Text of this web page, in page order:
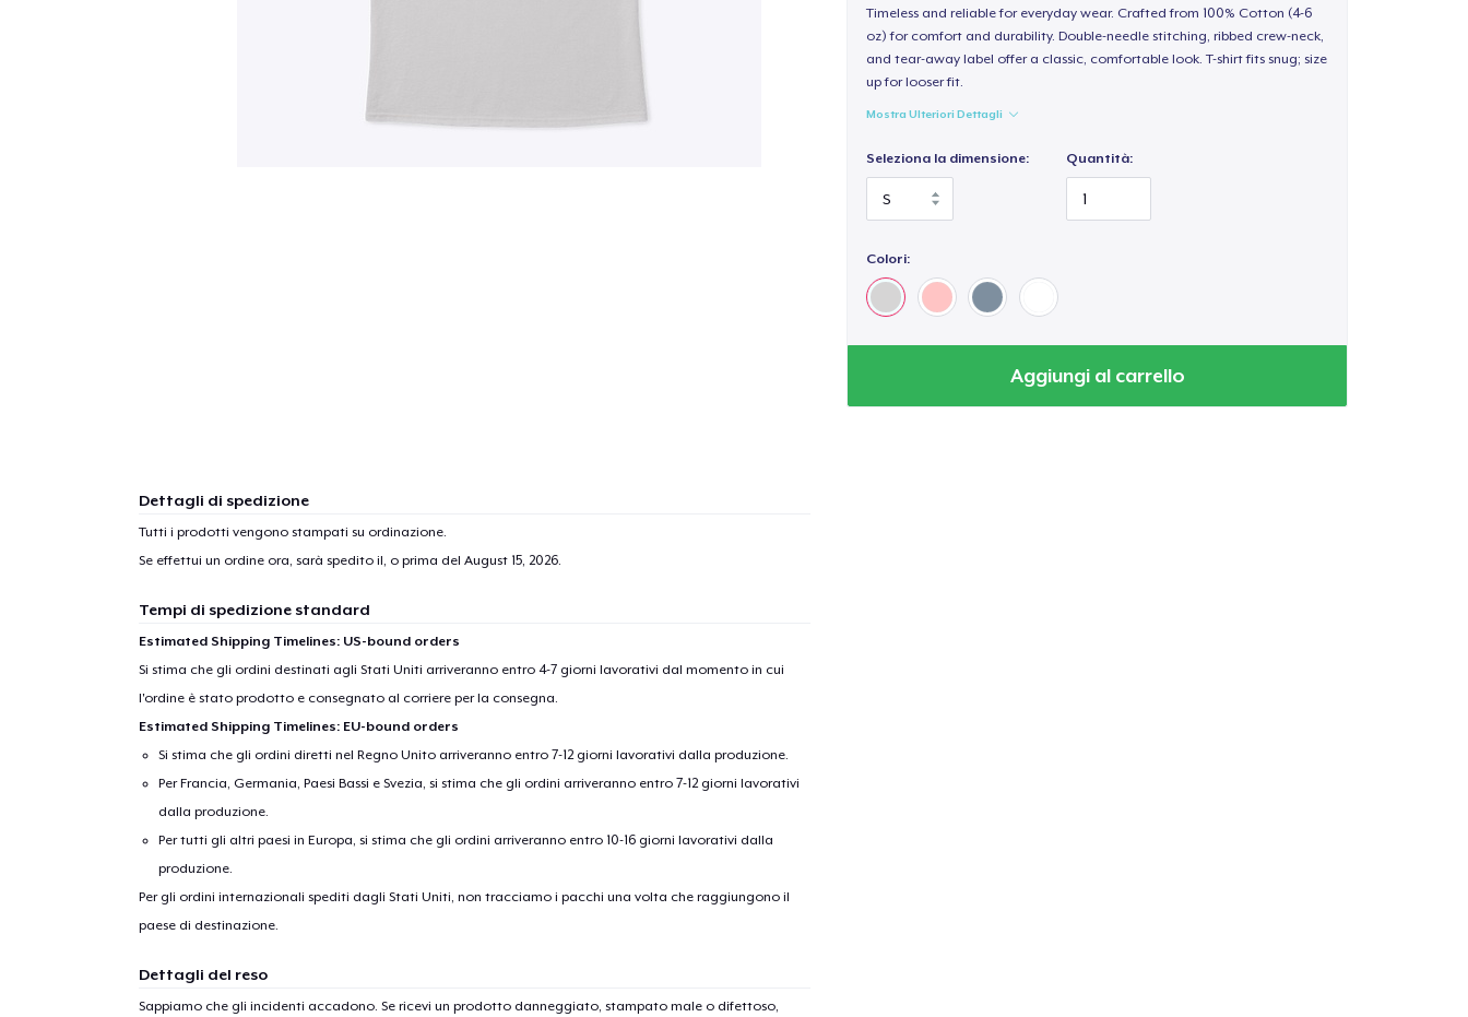
Timeless and reliable for everyday wear. Crafted from 100% Cotton (4-6
oz) for comfort and durability. Double-needle stitching, ribbed crew-neck,
and tear-away label offer a classic, comfortable look. T-shirt fits snug; size
up for looser fit.
Mostra Ulteriori Dettagli
Seleziona la dimensione: Quantità:
Colori:
Aggiungi al carrello
Dettagli di spedizione
Tutti i prodotti vengono stampati su ordinazione.
Se effettui un ordine ora, sarà spedito il, o prima del August 15, 2026.
Tempi di spedizione standard
Estimated Shipping Timelines: US-bound orders
Si stima che gli ordini destinati agli Stati Uniti arriveranno entro 4-7 giorni lavorativi dal momento in cui
l'ordine è stato prodotto e consegnato al corriere per la consegna.
Estimated Shipping Timelines: EU-bound orders
Si stima che gli ordini diretti nel Regno Unito arriveranno entro 7-12 giorni lavorativi dalla produzione.
Per Francia, Germania, Paesi Bassi e Svezia, si stima che gli ordini arriveranno entro 7-12 giorni lavorativi
dalla produzione.
Per tutti gli altri paesi in Europa, si stima che gli ordini arriveranno entro 10-16 giorni lavorativi dalla
produzione.
Per gli ordini internazionali spediti dagli Stati Uniti, non tracciamo i pacchi una volta che raggiungono il
paese di destinazione.
Dettagli del reso
Sappiamo che gli incidenti accadono. Se ricevi un prodotto danneggiato, stampato male o difettoso,
1
Women's Comfort Tee